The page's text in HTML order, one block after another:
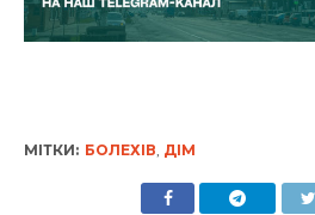
МІТКИ: БОЛЕХІВ, ДІМ